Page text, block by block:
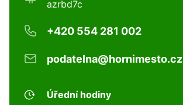
azrbd7c
+420 554 281 002
podatelna@hornimesto.cz
Úřední hodiny